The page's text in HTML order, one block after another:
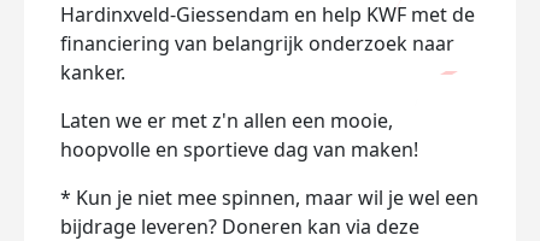
Hardinxveld-Giessendam en help KWF met de
financiering van belangrijk onderzoek naar
kanker.
Laten we er met z'n allen een mooie,
hoopvolle en sportieve dag van maken!
* Kun je niet mee spinnen, maar wil je wel een
bijdrage leveren? Doneren kan via deze